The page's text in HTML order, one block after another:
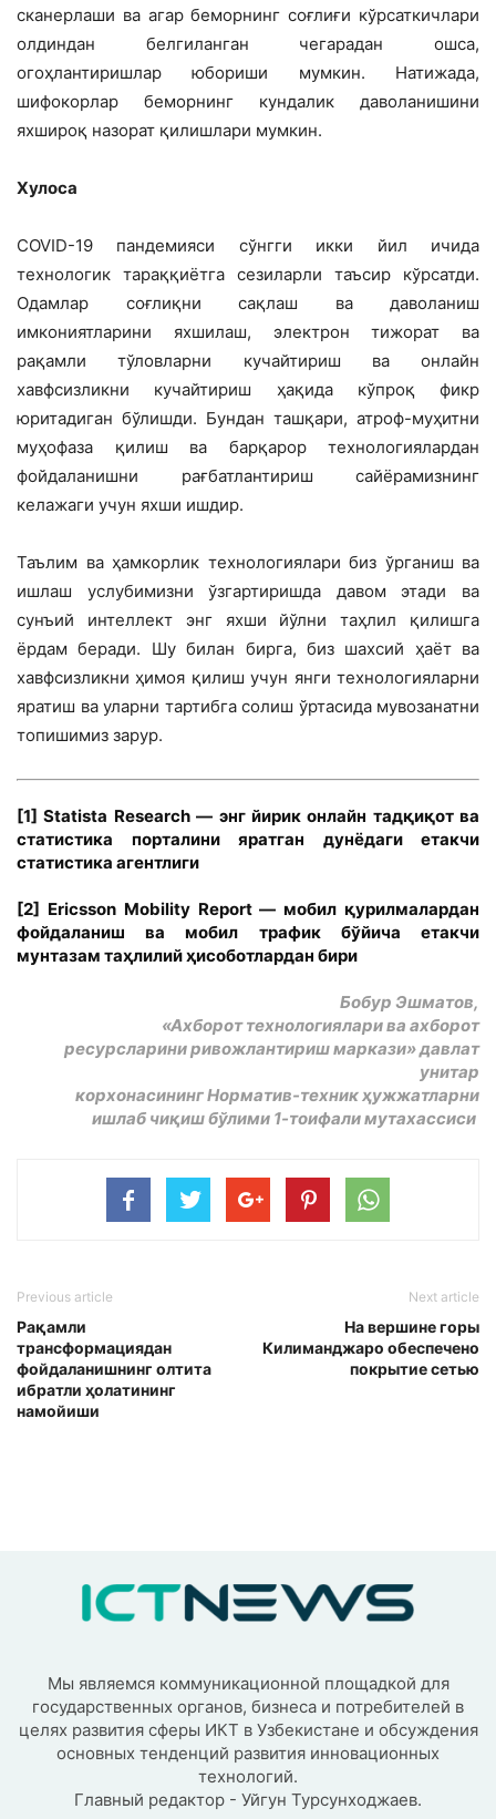
сканерлаши ва агар беморнинг соғлиғи кўрсаткичлари
олдиндан белгиланган чегарадан ошса,
огоҳлантиришлар юбориши мумкин. Натижада,
шифокорлар беморнинг кундалик даволанишини
яхшироқ назорат қилишлари мумкин.
Хулоса
COVID-19 пандемияси сўнгги икки йил ичида
технологик тараққиётга сезиларли таъсир кўрсатди.
Одамлар соғлиқни сақлаш ва даволаниш
имкониятларини яхшилаш, электрон тижорат ва
рақамли тўловларни кучайтириш ва онлайн
хавфсизликни кучайтириш ҳақида кўпроқ фикр
юритадиган бўлишди. Бундан ташқари, атроф-муҳитни
муҳофаза қилиш ва барқарор технологиялардан
фойдаланишни рағбатлантириш сайёрамизнинг
келажаги учун яхши ишдир.
Таълим ва ҳамкорлик технологиялари биз ўрганиш ва
ишлаш услубимизни ўзгартиришда давом этади ва
сунъий интеллект энг яхши йўлни таҳлил қилишга
ёрдам беради. Шу билан бирга, биз шахсий ҳаёт ва
хавфсизликни ҳимоя қилиш учун янги технологияларни
яратиш ва уларни тартибга солиш ўртасида мувозанатни
топишимиз зарур.
[1]Statista Research — энг йирик онлайн тадқиқот ва
статистика порталини яратган дунёдаги етакчи
статистика агентлиги
[2] Ericsson Mobility Report — мобил қурилмалардан
фойдаланиш ва мобил трафик бўйича етакчи
мунтазам таҳлилий ҳисоботлардан бири
Бобур Эшматов,
«Ахборот технологиялари ва ахборот
ресурсларини ривожлантириш маркази» давлат
унитар
корхонасининг Норматив-техник ҳужжатларни
ишлаб чиқиш бўлими 1-тоифали мутахассиси
Previous article
Рақамли
трансформациядан
фойдаланишнинг олтита
ибратли ҳолатининг
намойиши
Next article
На вершине горы
Килиманджаро обеспечено
покрытие сетью
Мы являемся коммуникационной площадкой для
государственных органов, бизнеса и потребителей в
целях развития сферы ИКТ в Узбекистане и обсуждения
основных тенденций развития инновационных
технологий.
Главный редактор - Уйгун Турсунходжаев.